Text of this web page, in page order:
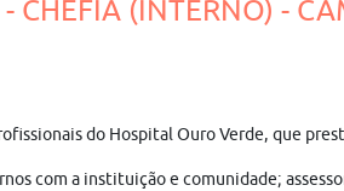
CHEFIA (INTERNO) -
do Hospital Ouro Verde, que
com a instituição e comunidade;